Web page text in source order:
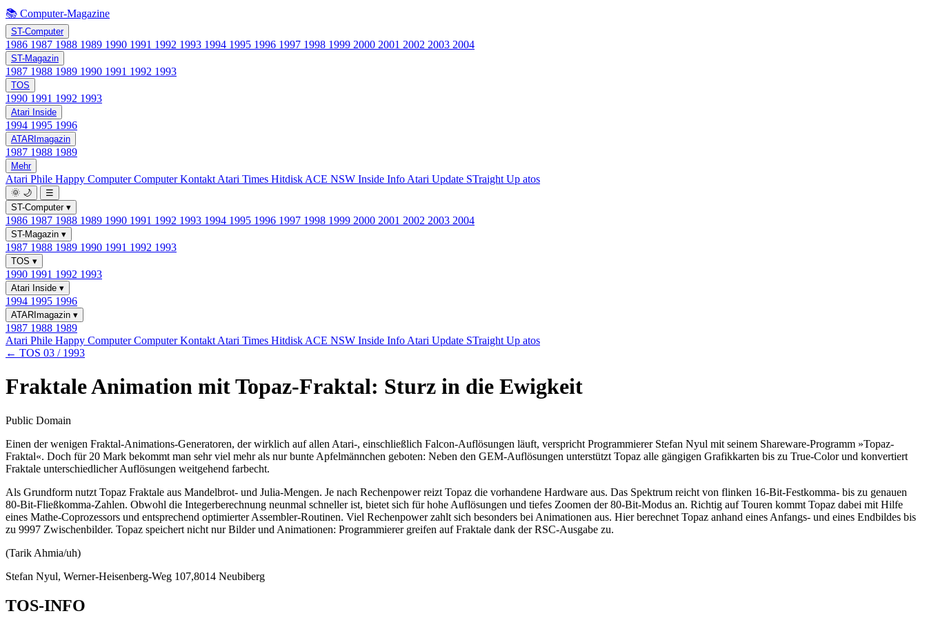
📚 Computer-Magazine
ST-Computer
1986 1987 1988 1989 1990 1991 1992 1993 1994 1995 1996 1997 1998 1999 2000 2001 2002 2003 2004
ST-Magazin
1987 1988 1989 1990 1991 1992 1993
TOS
1990 1991 1992 1993
Atari Inside
1994 1995 1996
ATARImagazin
1987 1988 1989
Mehr
Atari Phile Happy ComputerComputer Kontakt Atari Times Hitdisk ACE NSW Inside Info Atari Update STraight Up atos
🌞 🌙
☰
ST-Computer ▾
1986 1987 1988 1989 1990 1991 1992 1993 1994 1995 1996 1997 1998 1999 2000 2001 2002 2003 2004
ST-Magazin ▾
1987 1988 1989 1990 1991 1992 1993
TOS ▾
1990 1991 1992 1993
Atari Inside ▾
1994 1995 1996
ATARImagazin ▾
1987 1988 1989
Atari Phile Happy ComputerComputer Kontakt Atari Times Hitdisk ACE NSW Inside Info Atari Update STraight Up atos
← TOS 03 / 1993
Fraktale Animation mit Topaz-Fraktal: Sturz in die Ewigkeit
Public Domain
Einen der wenigen Fraktal-Animations-Generatoren, der wirklich auf allen Atari-, einschließlich Falcon-Auflösungen läuft, verspricht Programmierer Stefan Nyul mit seinem Shareware-Programm »Topaz-
Fraktal«. Doch für 20 Mark bekommt man sehr viel mehr als nur bunte Apfelmännchen geboten: Neben den GEM-Auflösungen unterstützt Topaz alle gängigen Grafikkarten bis zu True-Color und konvertiert
Fraktale unterschiedlicher Auflösungen weitgehend farbecht.
Als Grundform nutzt Topaz Fraktale aus Mandelbrot- und Julia-Mengen. Je nach Rechenpower reizt Topaz die vorhandene Hardware aus. Das Spektrum reicht von flinken 16-Bit-Festkomma- bis zu genauen
80-Bit-Fließkomma-Zahlen. Obwohl die Integerberechnung neunmal schneller ist, bietet sich für hohe Auflösungen und tiefes Zoomen der 80-Bit-Modus an. Richtig auf Touren kommt Topaz dabei mit Hilfe
eines Mathe-Coprozessors und entsprechend optimierter Assembler-Routinen. Viel Rechenpower zahlt sich besonders bei Animationen aus. Hier berechnet Topaz anhand eines Anfangs- und eines Endbildes bis
zu 9997 Zwischenbilder. Topaz speichert nicht nur Bilder und Animationen: Programmierer greifen auf Fraktale dank der RSC-Ausgabe zu.
(Tarik Ahmia/uh)
Stefan Nyul, Werner-Heisenberg-Weg 107,8014 Neubiberg
TOS-INFO